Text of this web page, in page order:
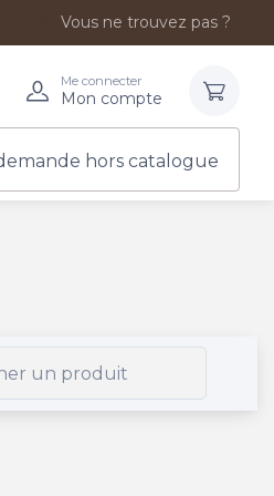
Vous ne trouvez pas ?
Me connecter
Mon compte
hors catalogue